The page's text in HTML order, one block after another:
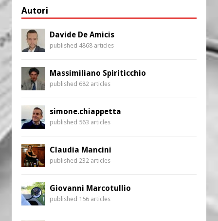
Autori
Davide De Amicis
published 4868 articles
Massimiliano Spiriticchio
published 682 articles
simone.chiappetta
published 563 articles
Claudia Mancini
published 232 articles
Giovanni Marcotullio
published 156 articles